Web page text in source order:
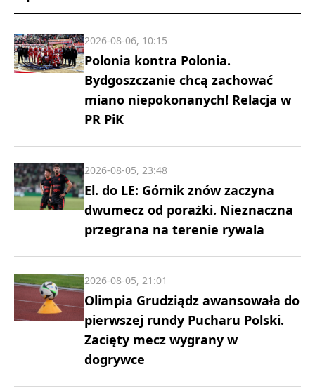
Polonia kontra Polonia.
Bydgoszczanie chcą zachować
miano niepokonanych! Relacja w
PR PiK
2026-08-06, 10:15
El. do LE: Górnik znów zaczyna
dwumecz od porażki. Nieznaczna
przegrana na terenie rywala
2026-08-05, 23:48
Olimpia Grudziądz awansowała do
pierwszej rundy Pucharu Polski.
Zacięty mecz wygrany w
dogrywce
2026-08-05, 21:01